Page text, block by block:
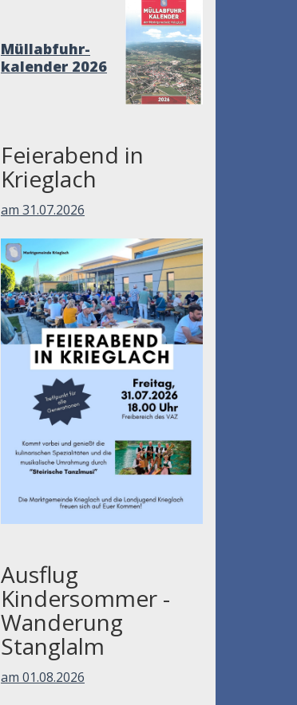
Müllabfuhr-
kalender 2026
Feierabend in
Krieglach
am 31.07.2026
Ausflug
Kindersommer -
Wanderung
Stanglalm
am 01.08.2026